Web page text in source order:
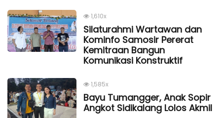
1,610x
Silaturahmi Wartawan dan
Kominfo Samosir Pererat
Kemitraan Bangun
Komunikasi Konstruktif
1,585x
Bayu Tumangger, Anak Sopir
Angkot Sidikalang Lolos Akmil